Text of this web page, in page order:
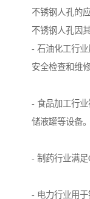
不锈钢人孔的
不锈钢人孔因
- 石油化工行
安全检查和维
- 食品加工行业
储液罐等设备。
- 制药行业满足
- 电力行业用于